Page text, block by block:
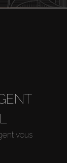
vous